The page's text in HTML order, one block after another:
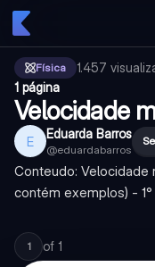
Física 1.457
1 página
Velocidade
E Eduarda Barros
@eduardabarros
Conteudo: Velocidade
contém exemplos) -
1 of 1